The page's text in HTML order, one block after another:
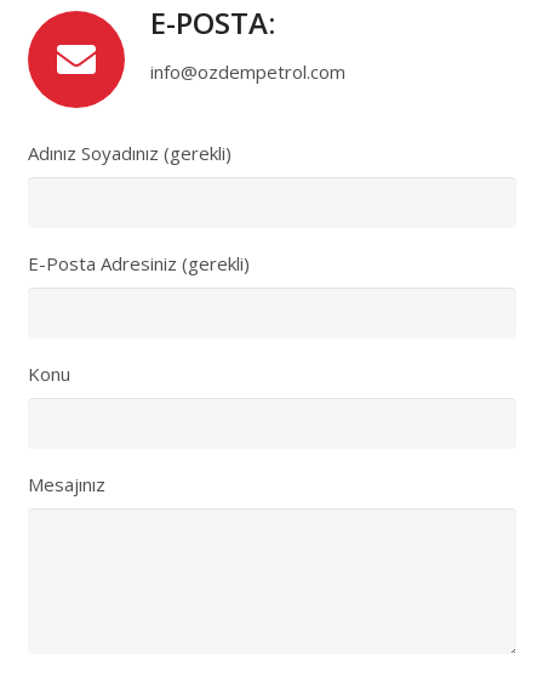
E-POSTA:
info@ozdempetrol.com
Adınız Soyadınız (gerekli)
E-Posta Adresiniz (gerekli)
Konu
Mesajınız